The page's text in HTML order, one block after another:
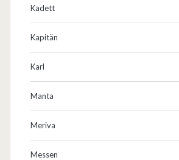
Kadett
Kapitän
Karl
Manta
Meriva
Messen